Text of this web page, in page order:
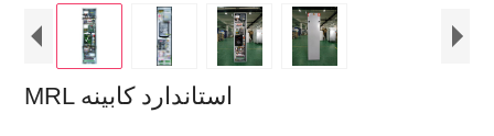
MRL استاندارد کابینه